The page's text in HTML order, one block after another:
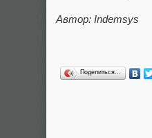
Автор: Indemsys
Поделиться…